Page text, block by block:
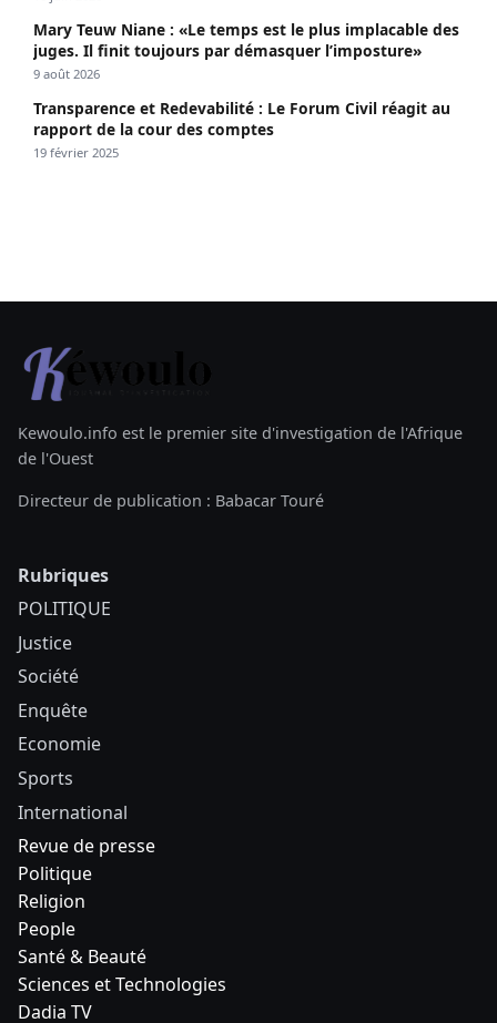
Mary Teuw Niane : «Le temps est le plus implacable des
juges. Il finit toujours par démasquer l’imposture»
9 août 2026
Transparence et Redevabilité : Le Forum Civil réagit au
rapport de la cour des comptes
19 février 2025
Kewoulo.info est le premier site d'investigation de l'Afrique
de l'Ouest
Directeur de publication : Babacar Touré
Rubriques
POLITIQUE
Justice
Société
Enquête
Economie
Sports
International
Revue de presse
Politique
Religion
People
Santé & Beauté
Sciences et Technologies
Dadia TV